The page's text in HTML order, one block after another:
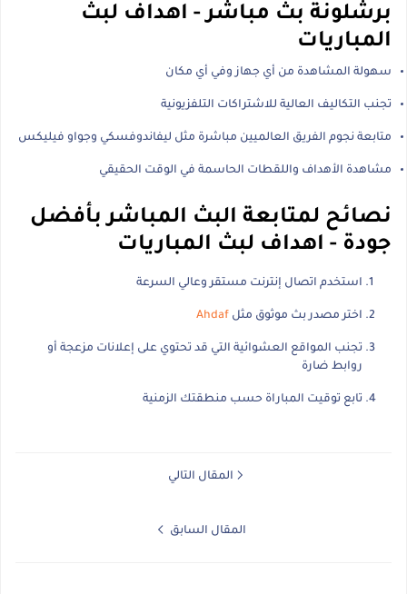
برشلونة بث مباشر - اهداف لبث
المباريات
سهولة المشاهدة من أي جهاز وفي أي مكان
تجنب التكاليف العالية للاشتراكات التلفزيونية
متابعة نجوم الفريق العالميين مباشرة مثل ليفاندوفسكي وجواو فيليكس
مشاهدة الأهداف واللقطات الحاسمة في الوقت الحقيقي
نصائح لمتابعة البث المباشر بأفضل
جودة - اهداف لبث المباريات
استخدم اتصال إنترنت مستقر وعالي السرعة
اختر مصدر بث موثوق مثل Ahdaf
تجنب المواقع العشوائية التي قد تحتوي على إعلانات مزعجة أو
روابط ضارة
تابع توقيت المباراة حسب منطقتك الزمنية
المقال التالي
المقال السابق